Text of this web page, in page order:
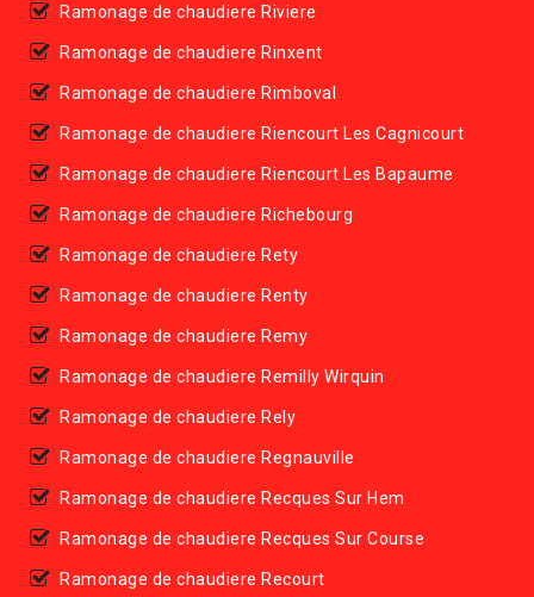
Ramonage de chaudiere Riviere
Ramonage de chaudiere Rinxent
Ramonage de chaudiere Rimboval
Ramonage de chaudiere Riencourt Les Cagnicourt
Ramonage de chaudiere Riencourt Les Bapaume
Ramonage de chaudiere Richebourg
Ramonage de chaudiere Rety
Ramonage de chaudiere Renty
Ramonage de chaudiere Remy
Ramonage de chaudiere Remilly Wirquin
Ramonage de chaudiere Rely
Ramonage de chaudiere Regnauville
Ramonage de chaudiere Recques Sur Hem
Ramonage de chaudiere Recques Sur Course
Ramonage de chaudiere Recourt